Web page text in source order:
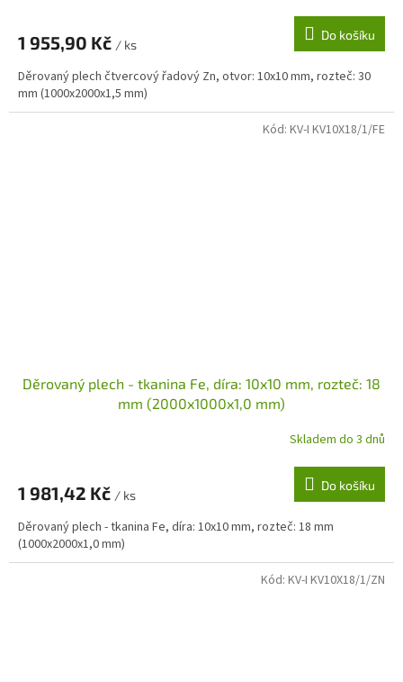
1 955,90 Kč / ks
Do košíku
Děrovaný plech čtvercový řadový Zn, otvor: 10x10 mm, rozteč: 30
mm (1000x2000x1,5 mm)
Děrovaný plech - tkanina Fe, díra: 10x10 mm, rozteč: 18
mm (2000x1000x1,0 mm)
Skladem do 3 dnů
1 981,42 Kč / ks
Do košíku
Děrovaný plech - tkanina Fe, díra: 10x10 mm, rozteč: 18 mm
(1000x2000x1,0 mm)
Kód: KV-I KV10X18/1/FE
Kód: KV-I KV10X18/1/ZN